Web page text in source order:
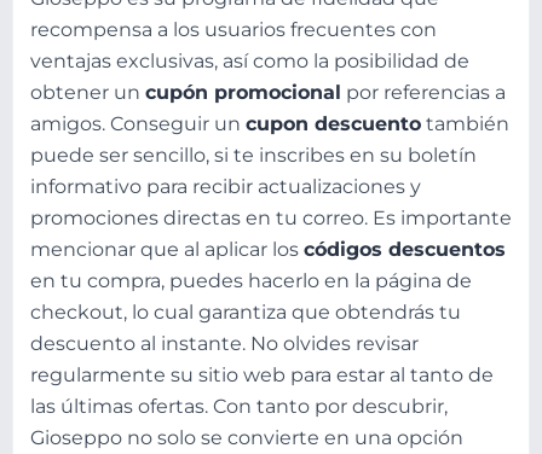
recompensa a los usuarios frecuentes con
ventajas exclusivas, así como la posibilidad de
obtener un cupón promocional por referencias a
amigos. Conseguir un cupon descuento también
puede ser sencillo, si te inscribes en su boletín
informativo para recibir actualizaciones y
promociones directas en tu correo. Es importante
mencionar que al aplicar los códigos descuentos
en tu compra, puedes hacerlo en la página de
checkout, lo cual garantiza que obtendrás tu
descuento al instante. No olvides revisar
regularmente su sitio web para estar al tanto de
las últimas ofertas. Con tanto por descubrir,
Gioseppo no solo se convierte en una opción